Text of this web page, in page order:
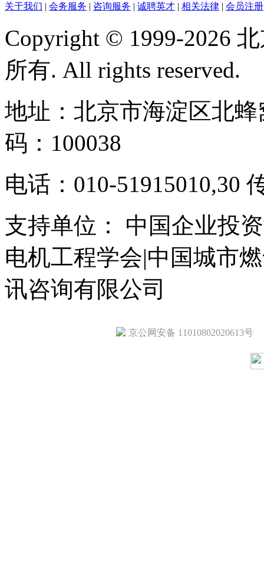
关于我们 | 会务服务 | 咨询服务 | 诚聘英才 | 相关法律 | 会员注册
Copyright © 1999-2026
所有. All rights reserved.
地址：北京市海淀区北
码：100038
电话：010-51915010,30
支持单位： 中国企业投
电机工程学会|中国城市
讯咨询有限公司
京公网安备 11010802020613号